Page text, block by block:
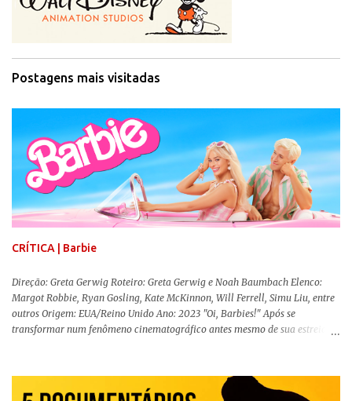
Postagens mais visitadas
CRÍTICA | Barbie
Direção: Greta Gerwig Roteiro: Greta Gerwig e Noah Baumbach Elenco:
Margot Robbie, Ryan Gosling, Kate McKinnon, Will Ferrell, Simu Liu, entre
outros Origem: EUA/Reino Unido Ano: 2023 "Oi, Barbies!" Após se
transformar num fenômeno cinematográfico antes mesmo de sua estreia,
lançamento, posso afirmar que o longa, dirigido por Greta Gerwig (
Adoráveis Mulheres ) prometeu tudo e entregou mais ainda, se provando o